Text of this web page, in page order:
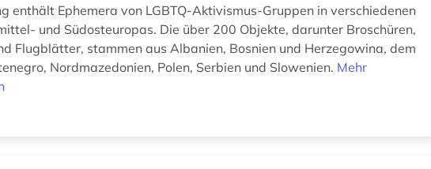
enthält Ephemera von LGBTQ-Aktivismus-Gruppen in verschiedenen
und Südosteuropas. Die über 200 Objekte, darunter Broschüren,
Flugblätter, stammen aus Albanien, Bosnien und Herzegowina, dem
Nordmazedonien, Polen, Serbien und Slowenien. Mehr